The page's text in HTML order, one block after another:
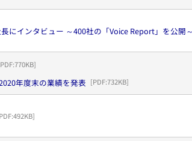
にインタビュー ～400社の「Voice Report」を公開～
770KB]
年度末の業績を発表 [PDF:732KB]
492KB]